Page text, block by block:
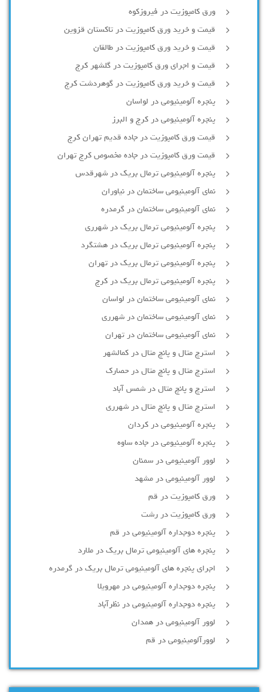
ورق کامپوزیت در فیروزکوه
قیمت و خرید ورق کامپوزیت در تاکستان قزوین
قیمت و خرید ورق کامپوزیت در طالقان
قیمت و اجرای ورق کامپوزیت در گلشهر کرج
قیمت و خرید ورق کامپوزیت در گوهردشت کرج
پنجره آلومینیومی در لواسان
پنجره آلومینیومی در کرج و البرز
قیمت ورق کامپوزیت در جاده قدیم تهران کرج
قیمت ورق کامپوزیت در جاده مخصوص کرج تهران
پنجره آلومینیومی ترمال بریک در شهرقدس
نمای آلومینیومی ساختمان در نیاوران
نمای آلومینیومی ساختمان در گرمدره
پنجره آلومینیومی ترمال بریک در شهرری
پنجره آلومینیومی ترمال بریک در هشتگرد
پنجره آلومینیومی ترمال بریک در تهران
پنجره آلومینیومی ترمال بریک در کرج
نمای آلومینیومی ساختمان در لواسان
نمای آلومینیومی ساختمان در شهرری
نمای آلومینیومی ساختمان در تهران
استرچ متال و پانچ متال در کمالشهر
استرچ متال و پانچ متال در حصارك
استرچ و پانچ متال در شمس آباد
استرچ متال و پانچ متال در شهرری
پنجره آلومینیومی در کردان
پنجره آلومینیومی در جاده ساوه
لوور آلومینیومی در سمنان
لوور آلومینیومی در مشهد
ورق کامپوزیت در قم
ورق کامپوزیت در رشت
پنجره دوجداره آلومينيومی در قم
پنجره های آلومینیومی ترمال بریک در ملارد
اجرای پنجره های آلومینیومی ترمال بریک در گرمدره
پنجره دوجداره آلومینیومی در مهرویلا
پنجره دوجداره آلومینیومی در نظرآباد
لوور آلومینیومی در همدان
لوورآلومینیومی در قم